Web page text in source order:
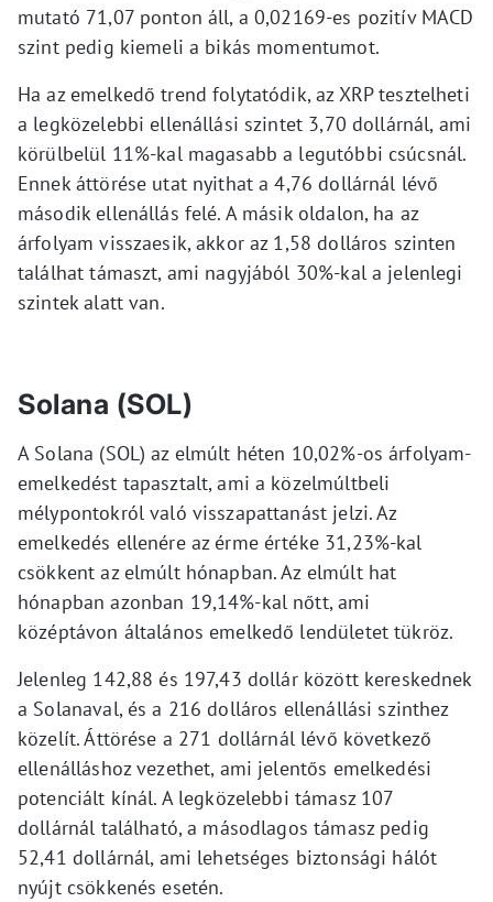
mutató 71,07 ponton áll, a 0,02169-es pozitív MACD
szint pedig kiemeli a bikás momentumot.
Ha az emelkedő trend folytatódik, az XRP tesztelheti
a legközelebbi ellenállási szintet 3,70 dollárnál, ami
körülbelül 11%-kal magasabb a legutóbbi csúcsnál.
Ennek áttörése utat nyithat a 4,76 dollárnál lévő
második ellenállás felé. A másik oldalon, ha az
árfolyam visszaesik, akkor az 1,58 dolláros szinten
találhat támaszt, ami nagyjából 30%-kal a jelenlegi
szintek alatt van.
Solana (SOL)
A Solana (SOL) az elmúlt héten 10,02%-os árfolyam-
emelkedést tapasztalt, ami a közelmúltbeli
mélypontokról való visszapattanást jelzi. Az
emelkedés ellenére az érme értéke 31,23%-kal
csökkent az elmúlt hónapban. Az elmúlt hat
hónapban azonban 19,14%-kal nőtt, ami
középtávon általános emelkedő lendületet tükröz.
Jelenleg 142,88 és 197,43 dollár között kereskednek
a Solanaval, és a 216 dolláros ellenállási szinthez
közelít. Áttörése a 271 dollárnál lévő következő
ellenálláshoz vezethet, ami jelentős emelkedési
potenciált kínál. A legközelebbi támasz 107
dollárnál található, a másodlagos támasz pedig
52,41 dollárnál, ami lehetséges biztonsági hálót
nyújt csökkenés esetén.